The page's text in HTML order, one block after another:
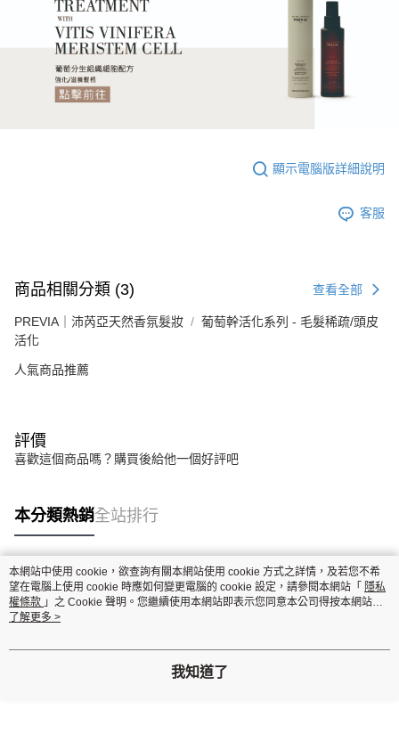
顯示電腦版詳細說明
客服
商品相關分類 (3) 查看全部
PREVIA｜沛芮亞天然香氛髮妝
葡萄幹活化系列 - 毛髮稀疏/頭皮
活化
人氣商品推薦
評價
喜歡這個商品嗎？購買後給他一個好評吧
本分類熱銷全站排行
熱門標籤
本網站中使用 cookie，欲查詢有關本網站使用 cookie 方式之詳情，及若您不希
望在電腦上使用 cookie 時應如何變更電腦的 cookie 設定，請參閱本網站「 隱私
權條款 」之 Cookie 聲明。您繼續使用本網站即表示您同意本公司得按本網站使
用條款之 Cookie 聲明使用 cookie。
了解更多 >
我知道了